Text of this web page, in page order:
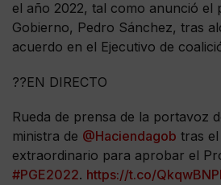
el año 2022, tal como anunció el
Gobierno, Pedro Sánchez, tras
acuerdo en el Ejecutivo de
??EN DIRECTO
Rueda de prensa de la portavoz
ministra de @Haciendagob tras el
extraordinario para aprobar el
#PGE2022. https://t.co/